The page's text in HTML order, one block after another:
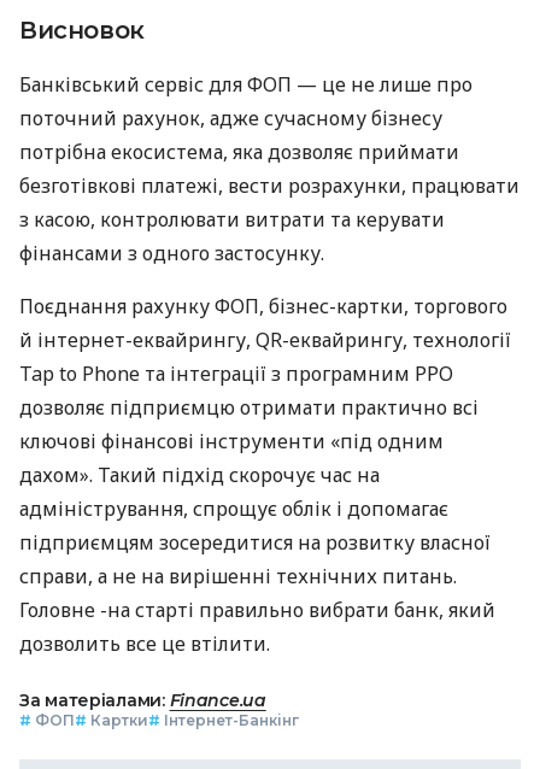
Висновок
Банківський сервіс для ФОП — це не лише про
поточний рахунок, адже сучасному бізнесу
потрібна екосистема, яка дозволяє приймати
безготівкові платежі, вести розрахунки, працювати
з касою, контролювати витрати та керувати
фінансами з одного застосунку.
Поєднання рахунку ФОП, бізнес-картки, торгового
й інтернет-еквайрингу, QR-еквайрингу, технології
Tap to Phone та інтеграції з програмним РРО
дозволяє підприємцю отримати практично всі
ключові фінансові інструменти «під одним
дахом». Такий підхід скорочує час на
адміністрування, спрощує облік і допомагає
підприємцям зосередитися на розвитку власної
справи, а не на вирішенні технічних питань.
Головне -на старті правильно вибрати банк, який
дозволить все це втілити.
За матеріалами: Finance.ua
# ФОП# Картки# Інтернет-Банкінг